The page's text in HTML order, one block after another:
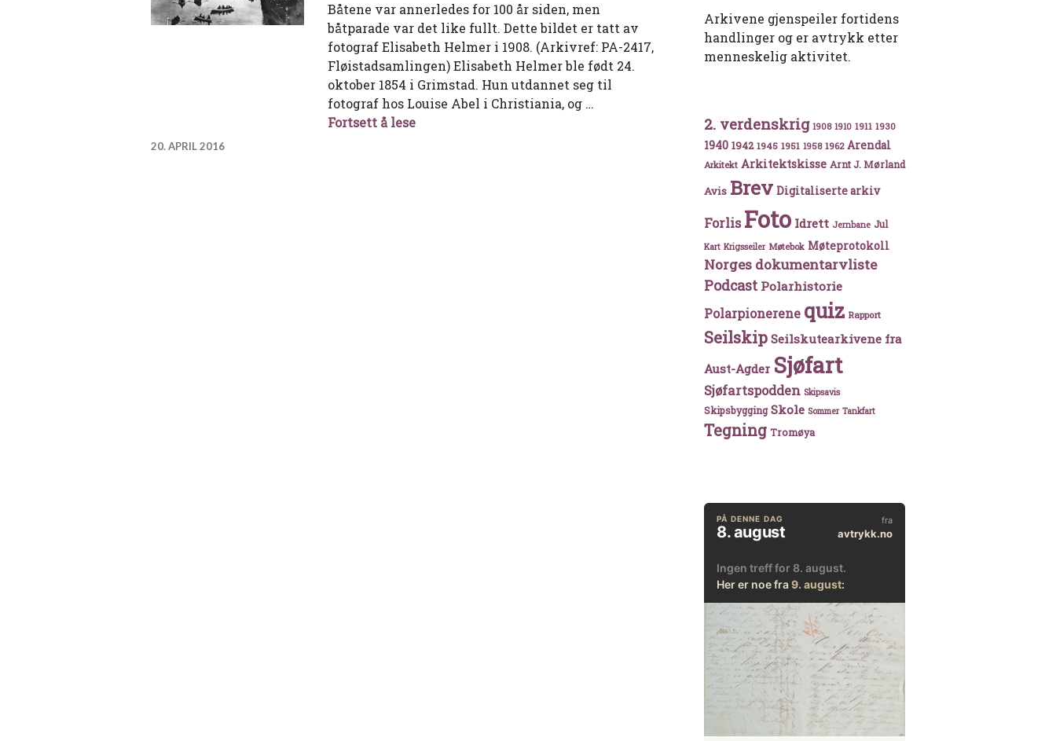
Båtene var annerledes for 100 år siden, men
båtparade var det like fullt. Dette bildet er tatt av
fotograf Elisabeth Helmer i 1908. (Arkivref: PA-2417,
Fløistadsamlingen) Elisabeth Helmer ble født 24.
oktober 1854 i Grimstad. Hun utdannet seg til
fotograf hos Louise Abel i Christiania, og …
Fortsett å leseEn sankthansaften i Grimstad
20. APRIL 2016
Arkivene gjenspeiler fortidens
handlinger og er avtrykk etter
menneskelig aktivitet.
2. verdenskrig 1908 1910 1911 1930
1940 1942 1945 1951 1958 1962 Arendal
Arkitekt Arkitektskisse Arnt J. Mørland
Avis Brev Digitaliserte arkiv
Forlis Foto Idrett Jernbane Jul
Kart Krigsseiler Møtebok Møteprotokoll
Norges dokumentarvliste
Podcast Polarhistorie
Polarpionerene quiz Rapport
Seilskip Seilskutearkivene fra
Aust-Agder Sjøfart
Sjøfartspodden Skipsavis
Skipsbygging Skole Sommer Tankfart
Tegning Tromøya